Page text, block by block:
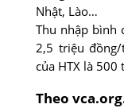
Nhật, Lào…
Thu nhập bình
2,5 triệu
của HTX là 500
Theo